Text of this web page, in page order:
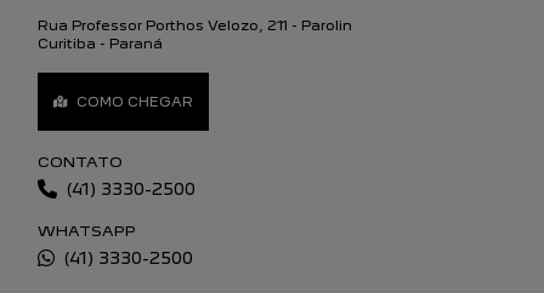
Rua Professor Porthos Velozo, 211 - Parolin
Curitiba - Paraná
COMO CHEGAR
CONTATO
(41) 3330-2500
WHATSAPP
(41) 3330-2500